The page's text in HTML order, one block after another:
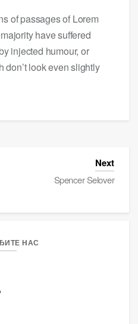
of passages of Lorem
have suffered
injected humour, or
don’t look even slightly
Next
Spencer Selover
НАС